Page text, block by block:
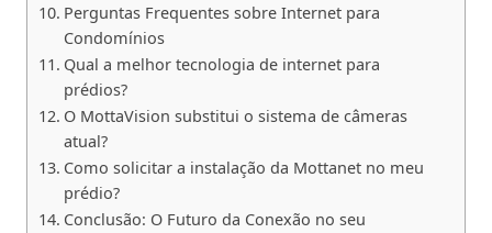
Perguntas Frequentes sobre Internet para
Condomínios
Qual a melhor tecnologia de internet para
prédios?
O MottaVision substitui o sistema de câmeras
atual?
Como solicitar a instalação da Mottanet no meu
prédio?
Conclusão: O Futuro da Conexão no seu